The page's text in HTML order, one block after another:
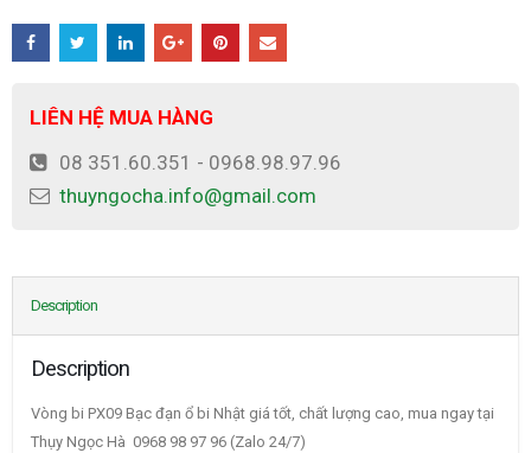
LIÊN HỆ MUA HÀNG
08 351.60.351 - 0968.98.97.96
thuyngocha.info@gmail.com
Description
Description
Vòng bi PX09 Bạc đạn ổ bi Nhật giá tốt, chất lượng cao, mua ngay tại
Thụy Ngọc Hà 0968 98 97 96 (Zalo 24/7)